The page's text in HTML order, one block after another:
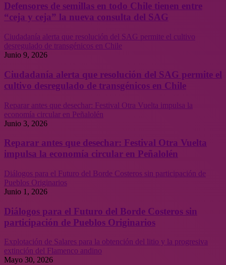
Defensores de semillas en todo Chile tienen entre
“ceja y ceja” la nueva consulta del SAG
Ciudadanía alerta que resolución del SAG permite el cultivo
desregulado de transgénicos en Chile
Junio 9, 2026
Ciudadanía alerta que resolución del SAG permite el
cultivo desregulado de transgénicos en Chile
Reparar antes que desechar: Festival Otra Vuelta impulsa la
economía circular en Peñalolén
Junio 3, 2026
Reparar antes que desechar: Festival Otra Vuelta
impulsa la economía circular en Peñalolén
Diálogos para el Futuro del Borde Costeros sin participación de
Pueblos Originarios
Junio 1, 2026
Diálogos para el Futuro del Borde Costeros sin
participación de Pueblos Originarios
Explotación de Salares para la obtención del litio y la progresiva
extinción del Flamenco andino
Mayo 30, 2026